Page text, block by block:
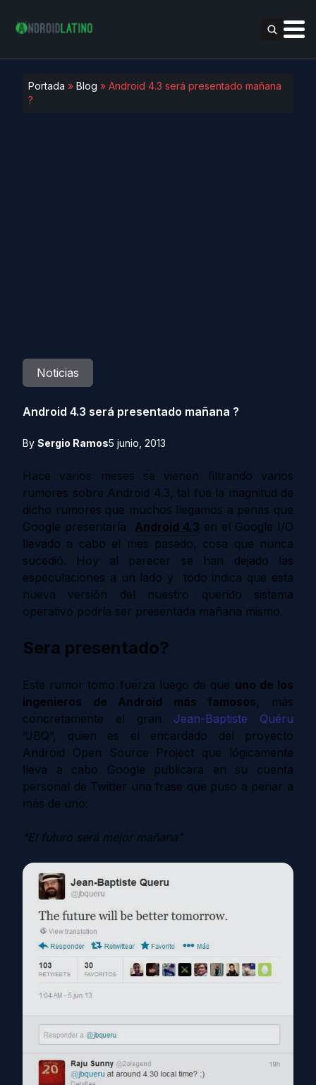
Portada » Blog » Android 4.3 será presentado mañana
?
Noticias
Android 4.3 será presentado mañana ?
By Sergio Ramos5 junio, 2013
Hace varios meses se vienen filtrando varios
rumores sobre Android 4.3, tal fue la magnitud de
dicho rumores que muchos llegamos a penas que
Google presentaría Android 4.3 en el Google I/O
llevado a cabo el mes pasado, cosa que nunca
sucedió. Hoy al parecer se han dejado las
especulaciones a un lado y todo indica que esta
nueva versión del nuestro querido sistema
operativo podría ser presentada mañana mismo.
Sera presentado?
Este rumor tomo fuerza luego de que uno de los
ingenieros de Android más famosos, más
concretamente el gran Jean-Baptiste Quéru
“JBQ”, quien es el encardado del proyecto
Android Open Source Project que lógicamente
lleva a cabo Google publicara en su cuenta
personal de Twitter una frase que puso a penar a
más de uno:
“El futuro será mejor mañana”